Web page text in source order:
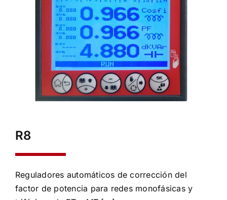
R8
Reguladores automáticos de corrección del
factor de potencia para redes monofásicas y